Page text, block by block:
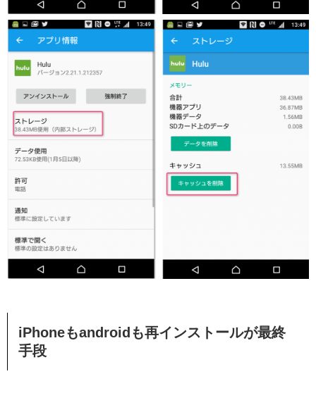
iPhoneもandroidも再インストールが最終
手段